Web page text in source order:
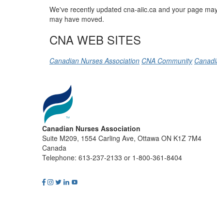
We've recently updated cna-aiic.ca and your page
may have moved.
CNA WEB SITES
Canadian Nurses Association CNA Community
Canadian Nurses Association
Suite M209, 1554 Carling Ave, Ottawa ON K1Z 7M4
Canada
Telephone: 613-237-2133 or 1-800-361-8404